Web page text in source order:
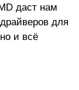
даст нам
для
и всё